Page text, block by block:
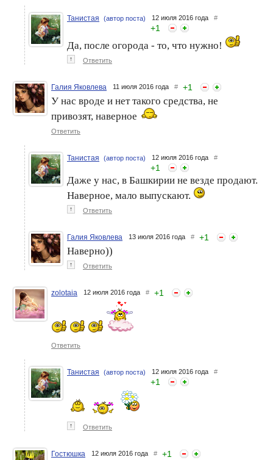
Танистая (автор поста) 12 июля 2016 года #
+1
Да, после огорода - то, что нужно!
↑ Ответить
Галия Яковлева 11 июля 2016 года # +1
У нас вроде и нет такого средства, не
привозят, наверное
Ответить
Танистая (автор поста) 12 июля 2016 года #
+1
Даже у нас, в Башкирии не везде продают.
Наверное, мало выпускают.
↑ Ответить
Галия Яковлева 13 июля 2016 года # +1
Наверно))
↑ Ответить
zolotaia 12 июля 2016 года # +1
Ответить
Танистая (автор поста) 12 июля 2016 года #
+1
↑ Ответить
Гостюшка 12 июля 2016 года # +1